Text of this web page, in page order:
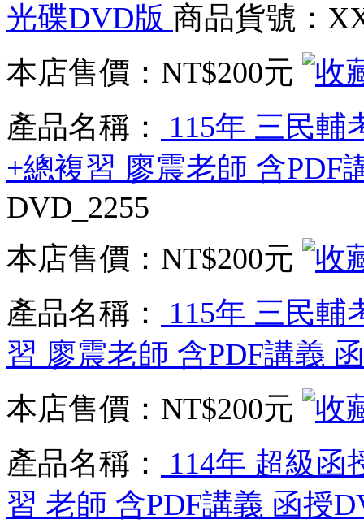
光碟DVD版 商品貨號：
本店售價： NT$200元
產品名稱：
115年 三民輔
+總複習 廖震老師 含PDF
DVD_2255
本店售價： NT$200元
產品名稱：
115年 三民輔
習 廖震老師 含PDF講義
本店售價： NT$200元
產品名稱：
114年 超級函
習 老師 含PDF講義 函授